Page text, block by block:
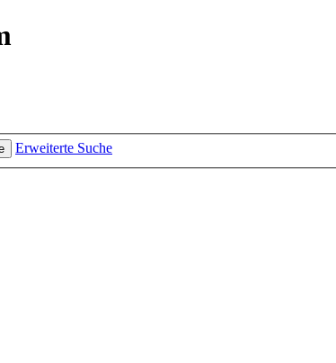
Erweiterte Suche